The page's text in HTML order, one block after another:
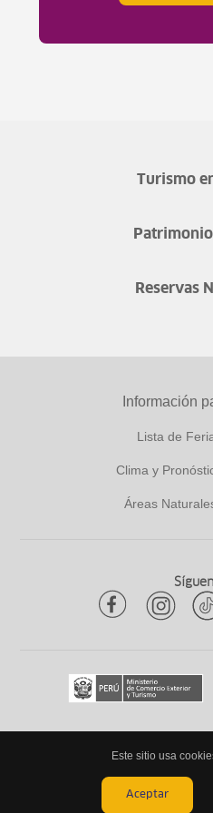
Turismo
Reservas
Información
Lista de
Clima y
Áreas
Todos los derechos
Este sitio usa
Aceptar